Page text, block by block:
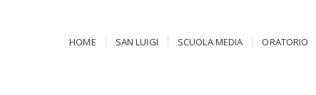
HOME SAN LUIGI SCUOLA MEDIA ORATORIO